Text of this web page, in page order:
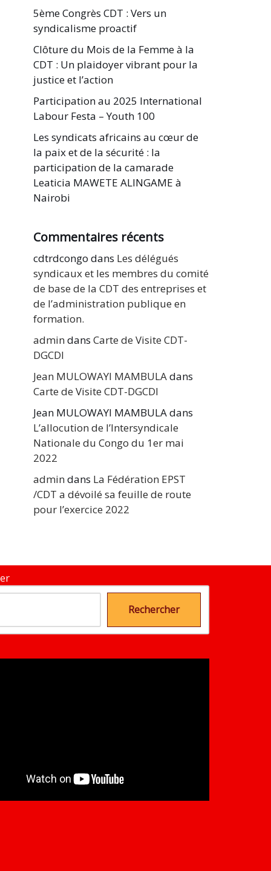
5ème Congrès CDT : Vers un
syndicalisme proactif
Clôture du Mois de la Femme à la
CDT : Un plaidoyer vibrant pour la
justice et l’action
Participation au 2025 International
Labour Festa – Youth 100
Les syndicats africains au cœur de
la paix et de la sécurité : la
participation de la camarade
Leaticia MAWETE ALINGAME à
Nairobi
Commentaires récents
cdtrdcongo dans Les délégués
syndicaux et les membres du comité
de base de la CDT des entreprises et
de l’administration publique en
formation.
admindans Carte de Visite CDT-
DGCDI
Jean MULOWAYI MAMBULAdans
Carte de Visite CDT-DGCDI
Jean MULOWAYI MAMBULAdans
L’allocution de l’Intersyndicale
Nationale du Congo du 1er mai
2022
admindans La Fédération EPST
/CDT a dévoilé sa feuille de route
pour l’exercice 2022
Rechercher